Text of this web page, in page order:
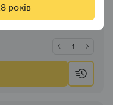
років
CANDY KING